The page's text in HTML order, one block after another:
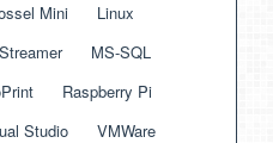
Mini
Linux
MS-SQL
Raspberry Pi
Studio
VMWare